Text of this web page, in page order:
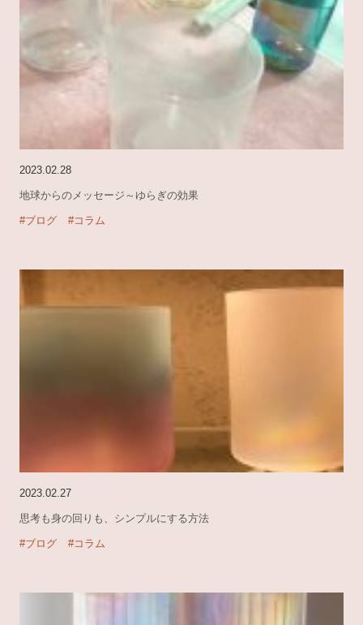
2023.02.28
地球からのメッセージ～ゆらぎの効果
#ブログ #コラム
2023.02.27
思考も身の回りも、シンプルにする方法
#ブログ #コラム